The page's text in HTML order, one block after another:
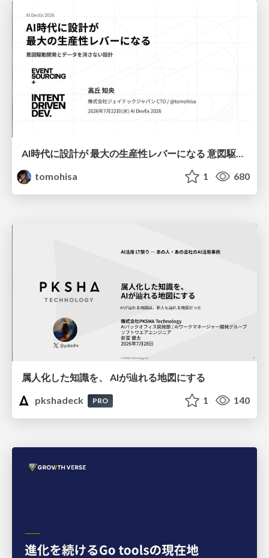
AI時代に設計が 最大の生産性レバーになる 意図駆動開発とデータを消さない設計｜Don't Delete Your Data or Your Intent — Design as the Deepest Lever in the AI Era
tomohisa
1 680
属人化した知識を、 AIが辿れる地図にする
pkshadeck
PRO 1 140